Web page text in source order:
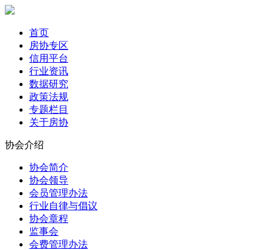
首页
房协专区
信用平台
行业资讯
数据研究
政策法规
专题栏目
关于房协
协会介绍
协会简介
协会领导
会员管理办法
行业自律与倡议
协会章程
监事会
会费管理办法